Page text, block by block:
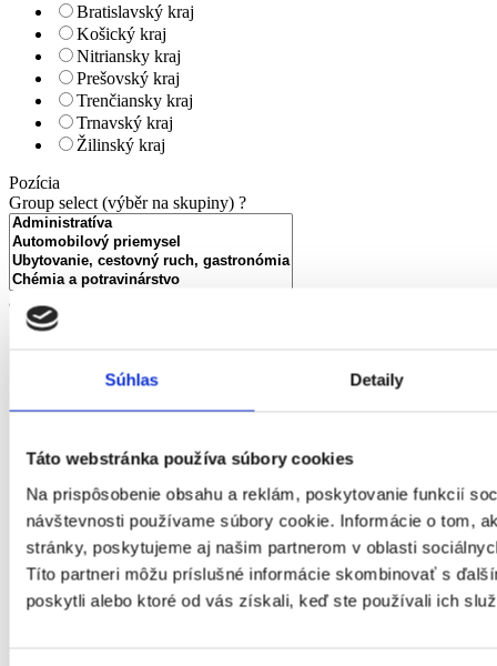
Súhlas Detaily
Táto webstránka používa súbory cookies
Na prispôsobenie obsahu a reklám, poskytovanie funkcií
návštevnosti používame súbory cookie. Informácie o tom,
stránky, poskytujeme aj našim partnerom v oblasti
Títo partneri môžu príslušné informácie skombinovať s
poskytli alebo ktoré od vás získali, keď ste používali ich
Bratislavský kraj
Košický kraj
Nitriansky kraj
Prešovský kraj
Trenčiansky kraj
Trnavský kraj
Žilinský kraj
Pozícia
Group select (výběr na skupiny) ?
alebo OBOR
Ubytovanie, cestovný ruch, gastronómia
Chémia a potravinárstvo
Ekonomika
Technika, elektrotechnika, energetika
Bankovníctvo a poisťovníctvo
Informačné technológie
Tvorivá práca a kultúra
Management
Marketing, reklama a médiá
Obchod a predaj